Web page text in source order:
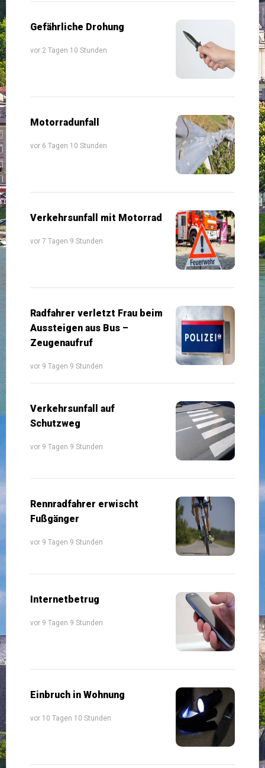
Gefährliche Drohung
vor 2 Tagen 10 Stunden
Motorradunfall
vor 6 Tagen 10 Stunden
Verkehrsunfall mit Motorrad
vor 7 Tagen 9 Stunden
Radfahrer verletzt Frau beim
Aussteigen aus Bus –
Zeugenaufruf
vor 9 Tagen 9 Stunden
Verkehrsunfall auf
Schutzweg
vor 9 Tagen 9 Stunden
Rennradfahrer erwischt
Fußgänger
vor 9 Tagen 9 Stunden
Internetbetrug
vor 9 Tagen 9 Stunden
Einbruch in Wohnung
vor 10 Tagen 10 Stunden